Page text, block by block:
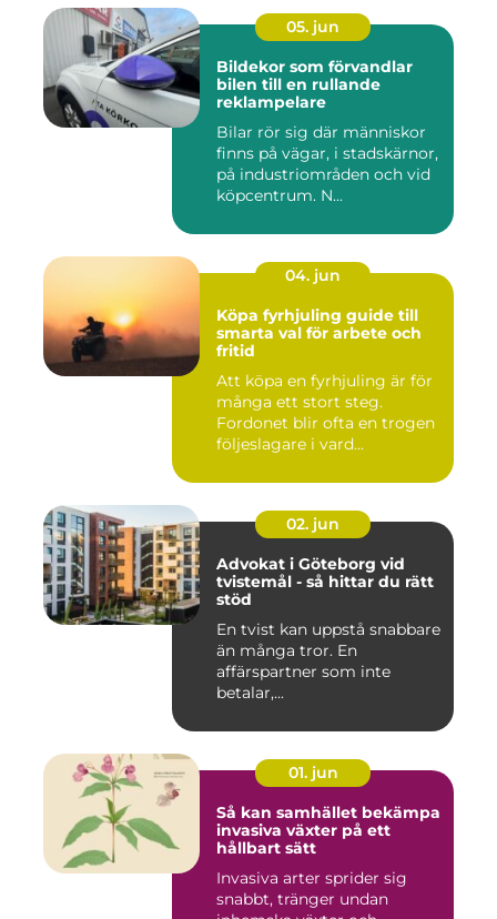
05. jun
Bildekor som förvandlar
bilen till en rullande
reklampelare
Bilar rör sig där människor
finns på vägar, i stadskärnor,
på industriområden och vid
köpcentrum. N...
04. jun
Köpa fyrhjuling guide till
smarta val för arbete och
fritid
Att köpa en fyrhjuling är för
många ett stort steg.
Fordonet blir ofta en trogen
följeslagare i vard...
02. jun
Advokat i Göteborg vid
tvistemål - så hittar du rätt
stöd
En tvist kan uppstå snabbare
än många tror. En
affärspartner som inte
betalar,...
01. jun
Så kan samhället bekämpa
invasiva växter på ett
hållbart sätt
Invasiva arter sprider sig
snabbt, tränger undan